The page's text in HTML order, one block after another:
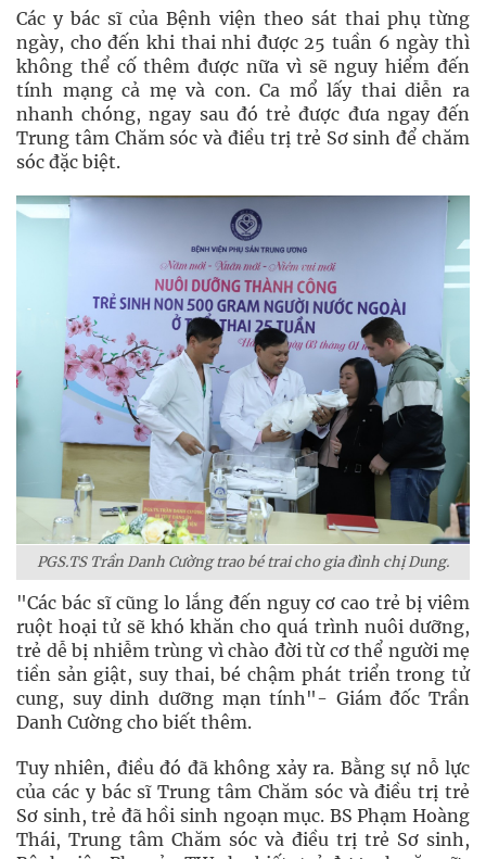
Các y bác sĩ của Bệnh viện theo sát thai phụ từng
ngày, cho đến khi thai nhi được 25 tuần 6 ngày thì
không thể cố thêm được nữa vì sẽ nguy hiểm đến
tính mạng cả mẹ và con. Ca mổ lấy thai diễn ra
nhanh chóng, ngay sau đó trẻ được đưa ngay đến
Trung tâm Chăm sóc và điều trị trẻ Sơ sinh để chăm
sóc đặc biệt.
PGS.TS Trần Danh Cường trao bé trai cho gia đình chị Dung.
"Các bác sĩ cũng lo lắng đến nguy cơ cao trẻ bị viêm
ruột hoại tử sẽ khó khăn cho quá trình nuôi dưỡng,
trẻ dễ bị nhiễm trùng vì chào đời từ cơ thể người mẹ
tiền sản giật, suy thai, bé chậm phát triển trong tử
cung, suy dinh dưỡng mạn tính"- Giám đốc Trần
Danh Cường cho biết thêm.
Tuy nhiên, điều đó đã không xảy ra. Bằng sự nỗ lực
của các y bác sĩ Trung tâm Chăm sóc và điều trị trẻ
Sơ sinh, trẻ đã hồi sinh ngoạn mục. BS Phạm Hoàng
Thái, Trung tâm Chăm sóc và điều trị trẻ Sơ sinh,